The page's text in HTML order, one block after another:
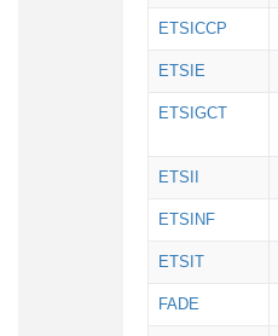
ETSICCP
ETSIE
ETSIGCT
ETSII
ETSINF
ETSIT
FADE